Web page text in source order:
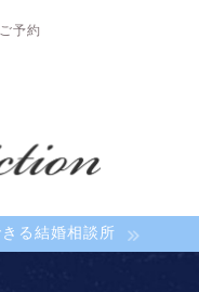
ご予約
る結婚相談所